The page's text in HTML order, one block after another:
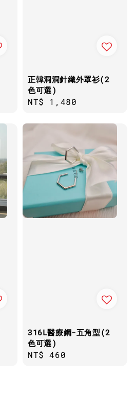
正韓洞洞針織外罩衫(2
色可選)
Regular
NT$ 1,480
316L醫療鋼-五角型(2
色可選)
Regular
NT$ 460